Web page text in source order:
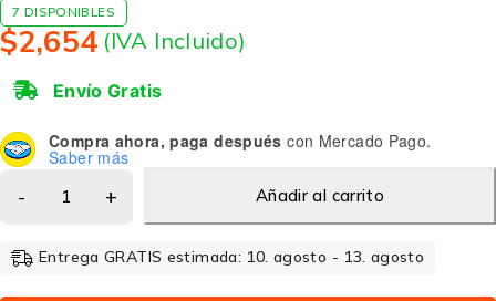
7 DISPONIBLES
$2,654 (IVA Incluido)
Envío Gratis
Compra ahora, paga después con Mercado Pago.
Saber más
Añadir al carrito
Entrega GRATIS estimada: 10. agosto - 13. agosto